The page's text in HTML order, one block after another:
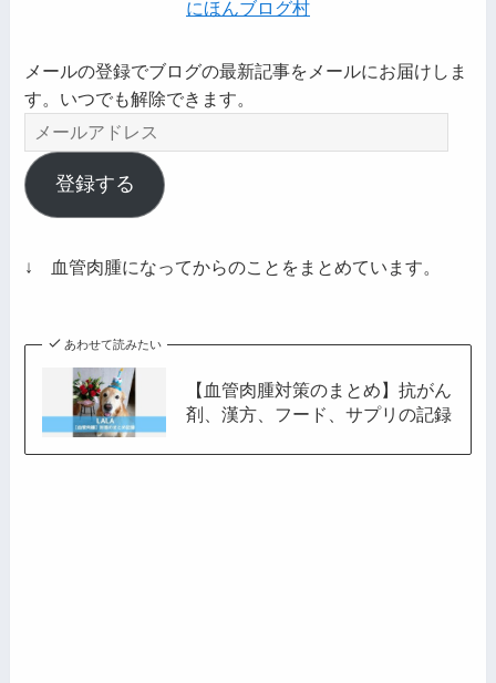
にほんブログ村
メールの登録でブログの最新記事をメールにお届けしま
す。いつでも解除できます。
メ
ー
ル
ア
レ
登録する
↓ 血管肉腫になってからのことをまとめています。
あわせて読みたい
【血管肉腫対策のまとめ】抗がん
剤、漢方、フード、サプリの記録